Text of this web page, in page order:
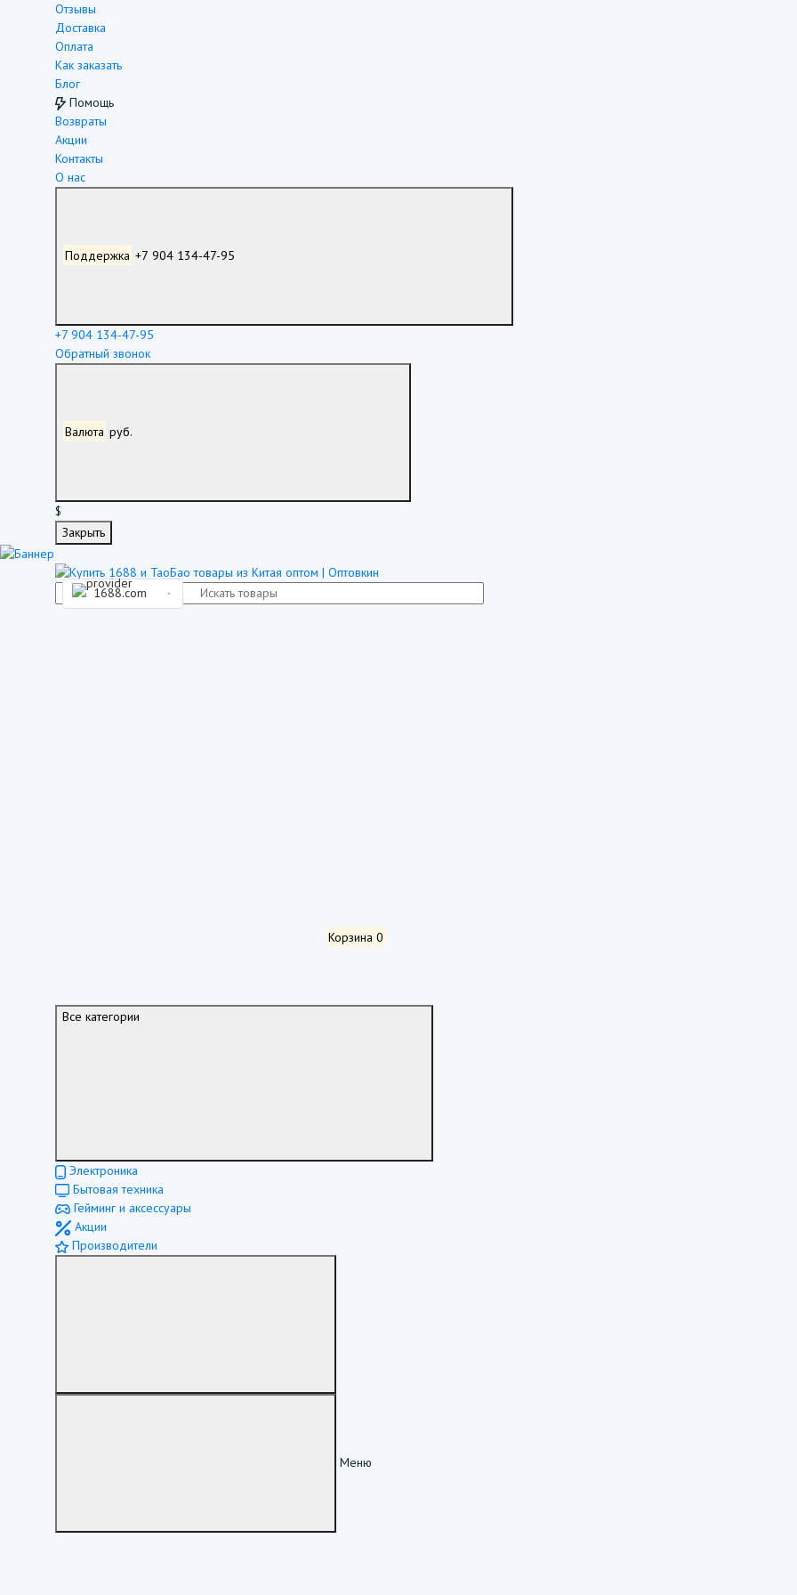
Отзывы
Доставка
Оплата
Как заказать
Блог
Помощь
Возвраты
Акции
Контакты
О нас
Поддержка +7 904 134-47-95
+7 904 134-47-95
Обратный звонок
Валюта руб.
$
Закрыть
1688.com
Корзина 0
Все категории
Электроника
Бытовая техника
Гейминг и аксессуары
Акции
Производители
Меню